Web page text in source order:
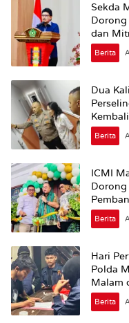
Sekda
Dorong
dan
Berita
Dua
Berita
ICMI
Dorong
Berita
Hari
Polda
Malam
Berita